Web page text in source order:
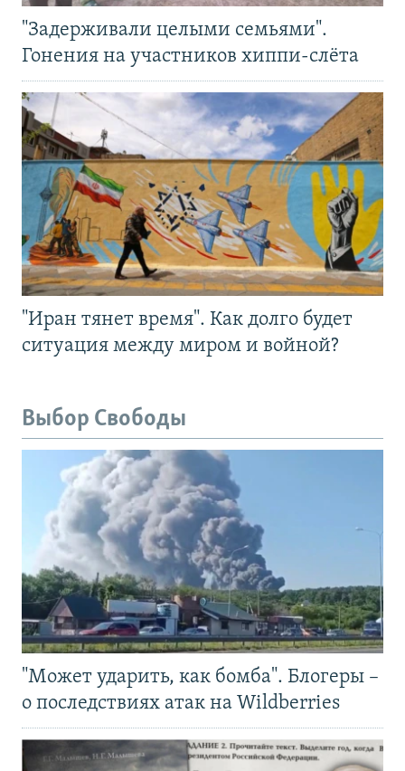
"Задерживали целыми семьями".
Гонения на участников хиппи-слёта
"Иран тянет время". Как долго будет
ситуация между миром и войной?
Выбор Свободы
"Может ударить, как бомба". Блогеры –
о последствиях атак на Wildberries